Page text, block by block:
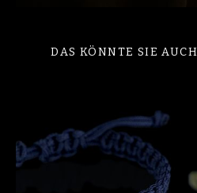
DAS KÖNNTE SIE